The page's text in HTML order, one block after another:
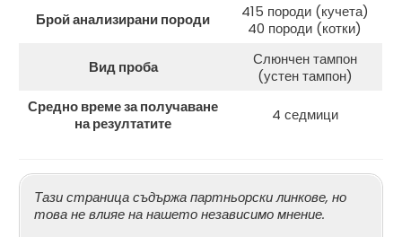
Брой анализирани породи
415 породи (кучета)
40 породи (котки)
Вид проба
Слюнчен тампон
(устен тампон)
Средно време за получаване
на резултатите
4 седмици
Тази страница съдържа партньорски линкове, но
това не влияе на нашето независимо мнение.